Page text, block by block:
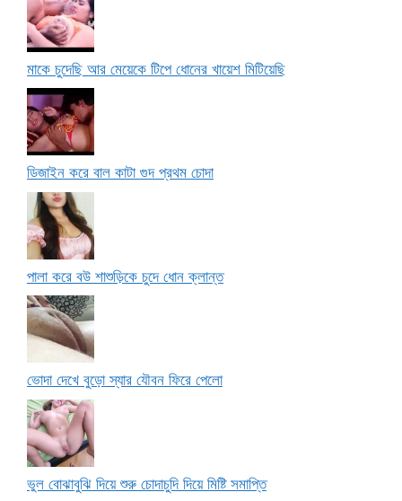
মাকে চুদেছি আর মেয়েকে টিপে ধোনের খায়েশ মিটিয়েছি
ডিজাইন করে বাল কাটা গুদ প্রথম চোদা
পালা করে বউ শাশুড়িকে চুদে ধোন ক্লান্ত
ভোদা দেখে বুড়ো স্যার যৌবন ফিরে পেলো
ভুল বোঝাবুঝি দিয়ে শুরু চোদাচুদি দিয়ে মিষ্টি সমাপ্তি